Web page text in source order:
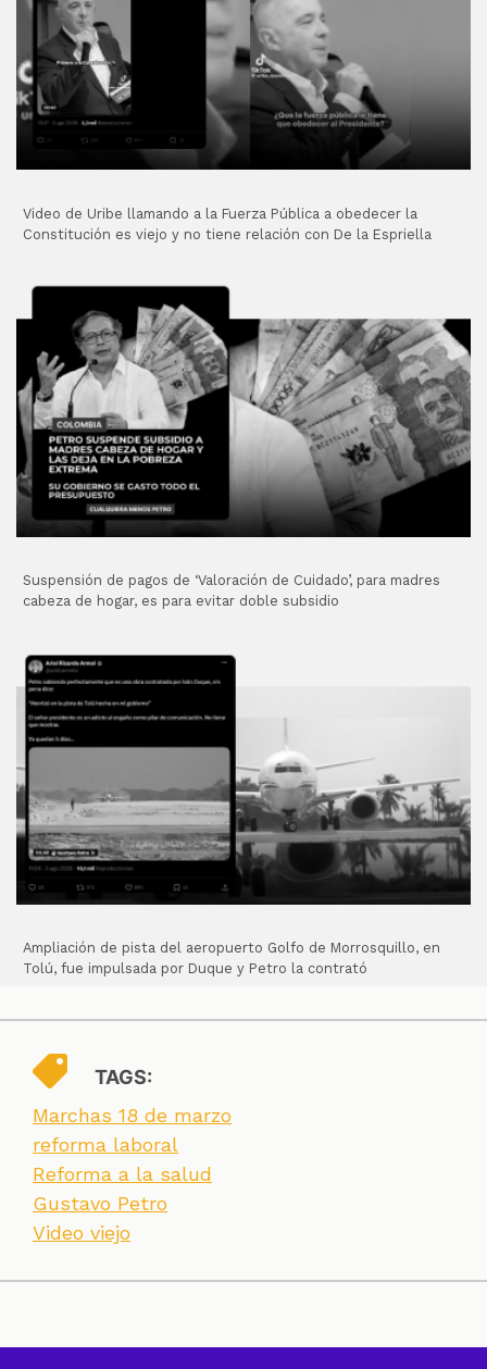
Video de Uribe llamando a la Fuerza Pública a obedecer la
Constitución es viejo y no tiene relación con De la Espriella
Suspensión de pagos de ‘Valoración de Cuidado’, para madres
cabeza de hogar, es para evitar doble subsidio
Ampliación de pista del aeropuerto Golfo de Morrosquillo, en
Tolú, fue impulsada por Duque y Petro la contrató
TAGS:
Marchas 18 de marzo
reforma laboral
Reforma a la salud
Gustavo Petro
Video viejo